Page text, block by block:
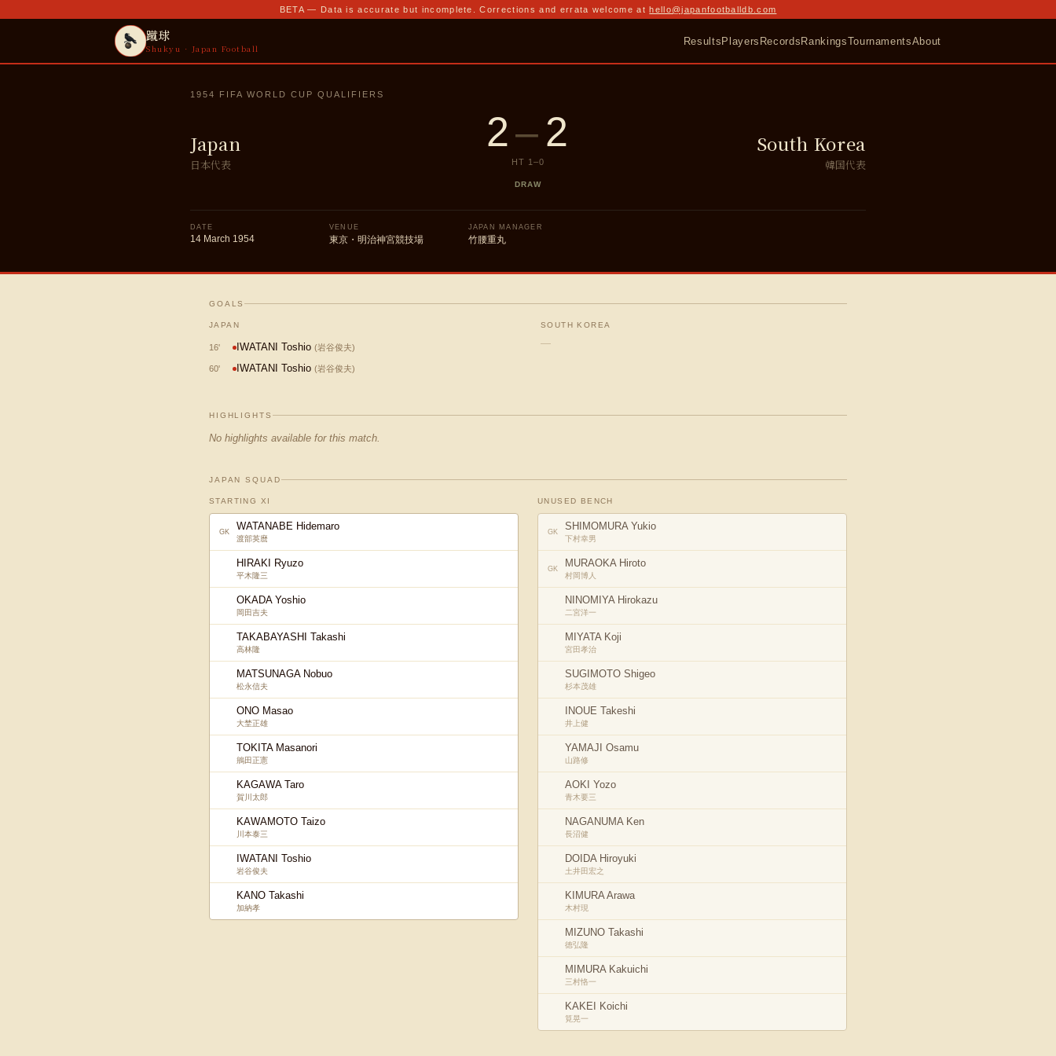
BETA — Data is accurate but incomplete. Corrections and errata welcome at hello@japanfootballdb.com
蹴球
Shukyu · Japan Football
ResultsPlayers RecordsRankingsTournamentsAbout
1954 FIFA WORLD CUP QUALIFIERS
Japan
日本代表
2–2
HT 1 –0
DRAW
South Korea
韓国代表
DATE
14 March 1954
VENUE
東京・明治神宮競技場
JAPAN MANAGER
竹腰重丸
GOALS
JAPAN
16' IWATANI Toshio (岩谷俊夫)
60' IWATANI Toshio (岩谷俊夫)
SOUTH KOREA
—
HIGHLIGHTS
No highlights available for this match.
JAPAN SQUAD
STARTING XI
GK WATANABE Hidemaro
渡部英麿
HIRAKI Ryuzo
平木隆三
OKADA Yoshio
岡田吉夫
TAKABAYASHI Takashi
高林隆
MATSUNAGA Nobuo
松永信夫
ONO Masao
大埜正雄
TOKITA Masanori
鴘田正憲
KAGAWA Taro
賀川太郎
KAWAMOTO Taizo
川本泰三
IWATANI Toshio
岩谷俊夫
KANO Takashi
加納孝
UNUSED BENCH
GK SHIMOMURA Yukio
下村幸男
GK MURAOKA Hiroto
村岡博人
NINOMIYA Hirokazu
二宮洋一
MIYATA Koji
宮田孝治
SUGIMOTO Shigeo
杉本茂雄
INOUE Takeshi
井上健
YAMAJI Osamu
山路修
AOKI Yozo
青木要三
NAGANUMA Ken
長沼健
DOIDA Hiroyuki
土井田宏之
KIMURA Arawa
木村現
MIZUNO Takashi
徳弘隆
MIMURA Kakuichi
三村恪一
KAKEI Koichi
筧晃一